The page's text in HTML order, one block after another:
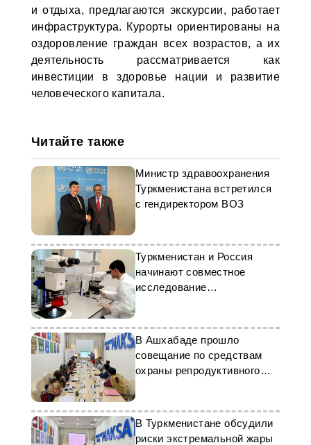
и отдыха, предлагаются экскурсии, работает
инфраструктура. Курорты ориентированы на
оздоровление граждан всех возрастов, а их
деятельность рассматривается как
инвестиции в здоровье нации и развитие
человеческого капитала.
Читайте также
Министр здравоохранения
Туркменистана встретился
с гендиректором ВОЗ
Туркменистан и Россия
начинают совместное
исследование
популяционного иммунитета
В Ашхабаде прошло
совещание по средствам
охраны репродуктивного
В Туркменистане обсудили
риски экстремальной жары